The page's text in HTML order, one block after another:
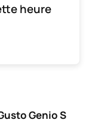
heure
Genio S